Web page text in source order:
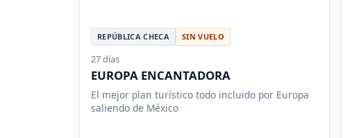
REPÚBLICA CHECA SIN VUELO
27 días
EUROPA ENCANTADORA
El mejor plan turístico todo incluido por Europa
saliendo de México